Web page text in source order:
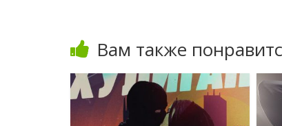
Вам также